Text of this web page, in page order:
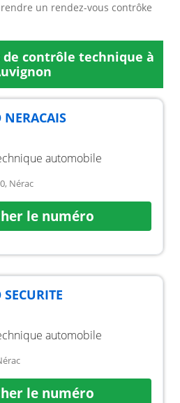
un rendez-vous contrôke
de contrôle technique à
NERACAIS
automobile
Nérac
le numéro
automobile
le numéro